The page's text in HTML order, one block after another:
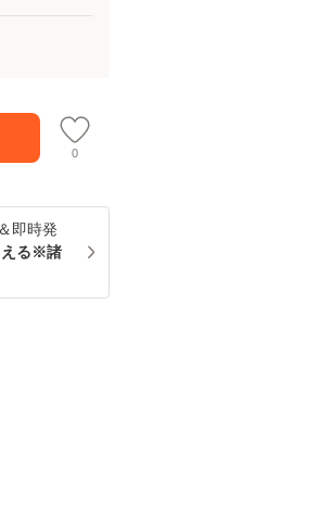
0
即時発
える※諸